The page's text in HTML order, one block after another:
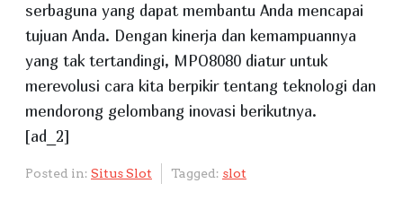
serbaguna yang dapat membantu Anda mencapai
tujuan Anda. Dengan kinerja dan kemampuannya
yang tak tertandingi, MPO8080 diatur untuk
merevolusi cara kita berpikir tentang teknologi dan
mendorong gelombang inovasi berikutnya.
[ad_2]
Posted in: Situs Slot Tagged: slot